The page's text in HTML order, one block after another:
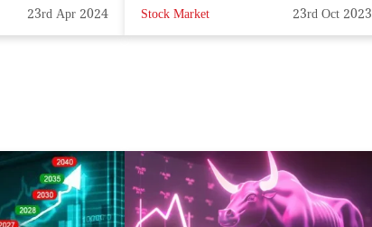
23rd Apr 2024 Stock Market 23rd Oct 2023